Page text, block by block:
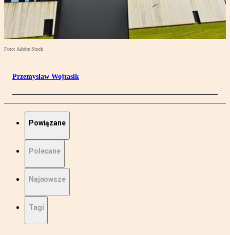
Foto: Adobe Stock
Przemysław Wojtasik
Powiązane
Polecane
Najnowsze
Tagi